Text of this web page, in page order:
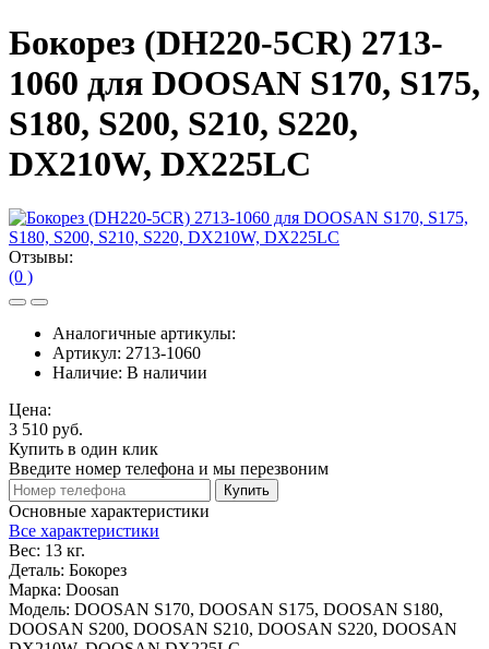
Бокорез (DH220-5CR) 2713-
1060 для DOOSAN S170, S175,
S180, S200, S210, S220,
DX210W, DX225LC
Отзывы:
(0 )
Аналогичные артикулы:
Артикул: 2713-1060
Наличие: В наличии
Цена:
3 510 руб.
Купить в один клик
Введите номер телефона и мы перезвоним
Купить
Основные характеристики
Все характеристики
Вес: 13 кг.
Деталь: Бокорез
Марка: Doosan
Модель: DOOSAN S170, DOOSAN S175, DOOSAN S180,
DOOSAN S200, DOOSAN S210, DOOSAN S220, DOOSAN